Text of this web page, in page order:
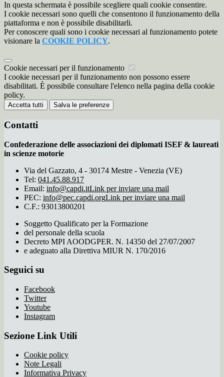
In questa schermata è possibile scegliere quali cookie consentire.
I cookie necessari sono quelli che consentono il funzionamento della
piattaforma e non è possibile disabilitarli.
Per conoscere quali sono i cookie necessari al funzionamento potete
visionare la COOKIE POLICY.
Cookie necessari per il funzionamento
I cookie necessari per il funzionamento non possono essere
disabilitati. È possibile consultare l'elenco nella pagina della cookie
policy.
Accetta tutti Salva le preferenze
Contatti
Confederazione delle associazioni dei diplomati ISEF & laureati
in scienze motorie
Via del Gazzato, 4 - 30174 Mestre - Venezia (VE)
Tel: 041.45.88.917
Email: info@capdi.itLink per inviare una mail
PEC: info@pec.capdi.orgLink per inviare una mail
C.F.: 93013800201
Soggetto Qualificato per la Formazione
del personale della scuola
Decreto MPI AOODGPER. N. 14350 del 27/07/2007
e adeguato alla Direttiva MIUR N. 170/2016
Seguici su
Facebook
Twitter
Youtube
Instagram
Sezione Link Utili
Cookie policy
Note Legali
Informativa Privacy